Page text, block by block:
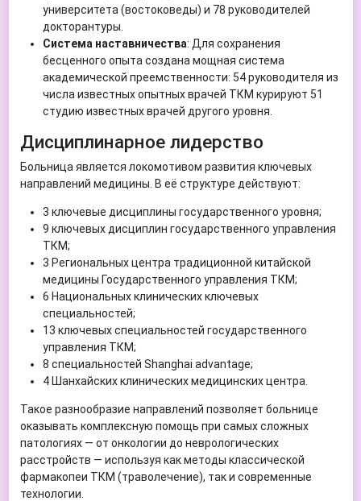
университета (востоковеды) и 78 руководителей
докторантуры.
Система наставничества: Для сохранения
бесценного опыта создана мощная система
академической преемственности: 54 руководителя из
числа известных опытных врачей ТКМ курируют 51
студию известных врачей другого уровня.
Дисциплинарное лидерство
Больница является локомотивом развития ключевых
направлений медицины. В её структуре действуют:
3 ключевые дисциплины государственного уровня;
9 ключевых дисциплин государственного управления
ТКМ;
3 Региональных центра традиционной китайской
медицины Государственного управления ТКМ;
6 Национальных клинических ключевых
специальностей;
13 ключевых специальностей государственного
управления ТКМ;
8 специальностей Shanghai advantage;
4 Шанхайских клинических медицинских центра.
Такое разнообразие направлений позволяет больнице
оказывать комплексную помощь при самых сложных
патологиях — от онкологии до неврологических
расстройств — используя как методы классической
фармакопеи ТКМ (траволечение), так и современные
технологии.